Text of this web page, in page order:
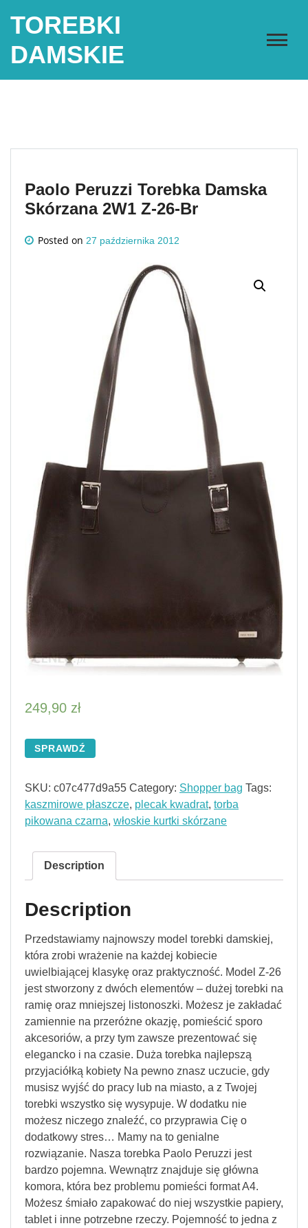
TOREBKI
DAMSKIE
Paolo Peruzzi Torebka Damska
Skórzana 2W1 Z-26-Br
Posted on 27 października 2012
249,90 zł
SPRAWDŹ
SKU: c07c477d9a55 Category: Shopper bag Tags:
kaszmirowe płaszcze, plecak kwadrat, torba
pikowana czarna, włoskie kurtki skórzane
Description
Description
Przedstawiamy najnowszy model torebki damskiej,
która zrobi wrażenie na każdej kobiecie
uwielbiającej klasykę oraz praktyczność. Model Z-26
jest stworzony z dwóch elementów – dużej torebki na
ramię oraz mniejszej listonoszki. Możesz je zakładać
zamiennie na przeróżne okazję, pomieścić sporo
akcesoriów, a przy tym zawsze prezentować się
elegancko i na czasie. Duża torebka najlepszą
przyjaciółką kobiety Na pewno znasz uczucie, gdy
musisz wyjść do pracy lub na miasto, a z Twojej
torebki wszystko się wysypuje. W dodatku nie
możesz niczego znaleźć, co przyprawia Cię o
dodatkowy stres… Mamy na to genialne
rozwiązanie. Nasza torebka Paolo Peruzzi jest
bardzo pojemna. Wewnątrz znajduje się główna
komora, która bez problemu pomieści format A4.
Możesz śmiało zapakować do niej wszystkie papiery,
tablet i inne potrzebne rzeczy. Pojemność to jedna z